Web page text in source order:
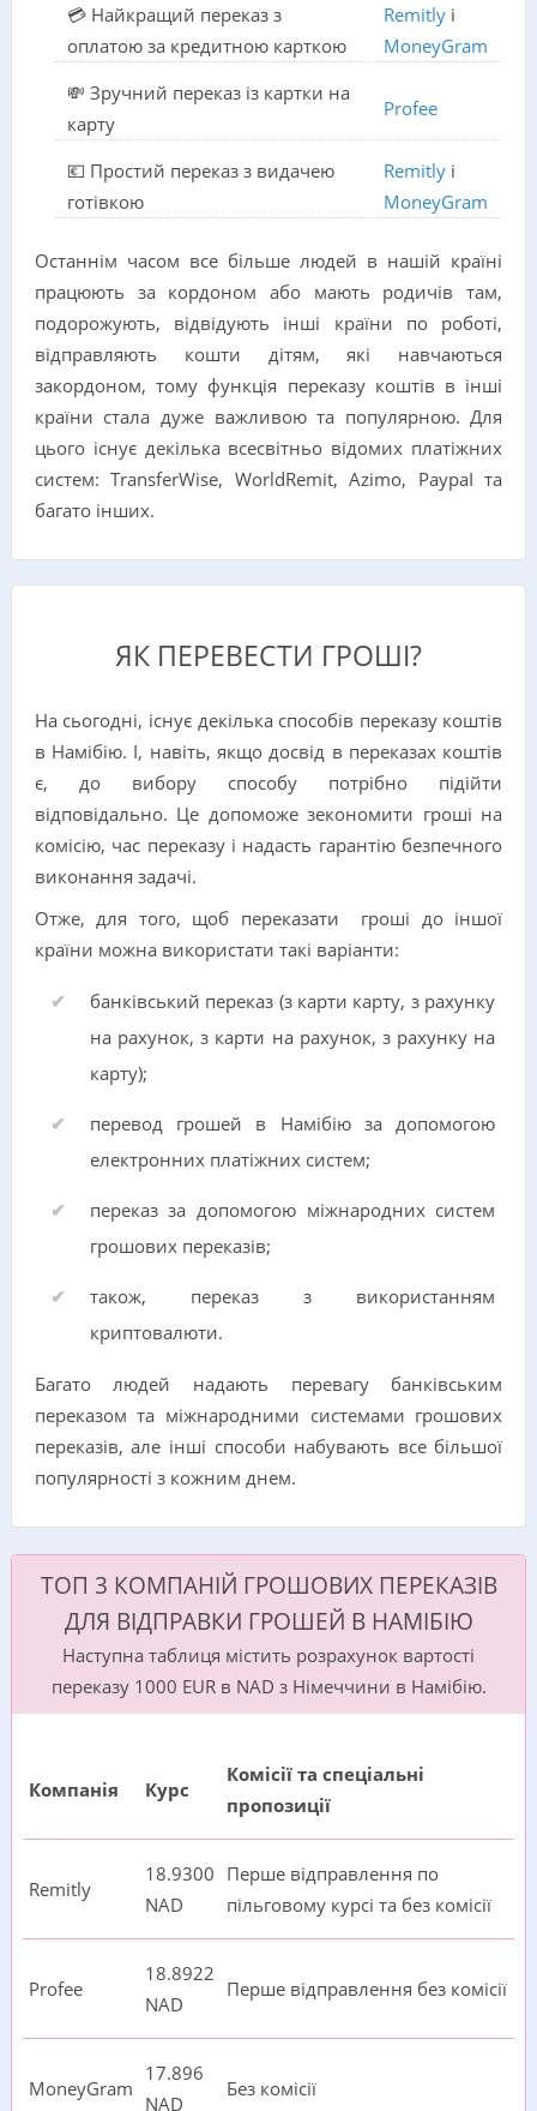
💳 Найкращий переказ з
оплатою за кредитною карткою
Remitlyі
MoneyGram
💸 Зручний переказ із картки на
карту
Profee
💶 Простий переказ з видачею
готівкою
Remitlyі
MoneyGram
Останнім часом все більше людей в нашій країні
працюють за кордоном або мають родичів там,
подорожують, відвідують інші країни по роботі,
відправляють кошти дітям, які навчаються
закордоном, тому функція переказу коштів в інші
країни стала дуже важливою та популярною. Для
цього існує декілька всесвітньо відомих платіжних
систем: TransferWise, WorldRemit, Azimo, PaypaІ та
багато інших.
ЯК ПЕРЕВЕСТИ ГРОШІ?
На сьогодні, існує декілька способів переказу коштів
в Намібію. І, навіть, якщо досвід в переказах коштів
є, до вибору способу потрібно підійти
відповідально. Це допоможе зекономити гроші на
комісію, час переказу і надасть гарантію безпечного
виконання задачі.
Отже, для того, щоб переказати гроші до іншої
країни можна використати такі варіанти:
банківський переказ (з карти карту, з рахунку
на рахунок, з карти на рахунок, з рахунку на
карту);
перевод грошей в Намібію за допомогою
електронних платіжних систем;
переказ за допомогою міжнародних систем
грошових переказів;
також, переказ з використанням
криптовалюти.
Багато людей надають перевагу банківським
переказом та міжнародними системами грошових
переказів, але інші способи набувають все більшої
популярності з кожним днем.
ТОП 3 КОМПАНІЙ ГРОШОВИХ ПЕРЕКАЗІВ
ДЛЯ ВІДПРАВКИ ГРОШЕЙ В НАМІБІЮ
Наступна таблиця містить розрахунок вартості
переказу 1000 EUR в NAD з Німеччини в Намібію.
Компанія Курс
Комісії та спеціальні
пропозиції
Remitly
18.9300
NAD
Перше відправлення по
пільговому курсі та без комісії
Profee
18.8922
NAD
Перше відправлення без комісії
MoneyGram
17.896
NAD
Без комісії